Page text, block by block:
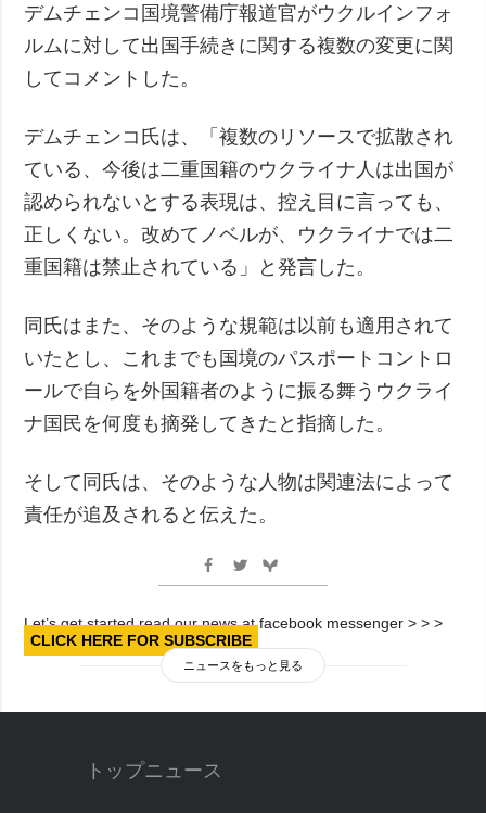
デムチェンコ国境警備庁報道官がウクルインフォ
ルムに対して出国手続きに関する複数の変更に関
してコメントした。
デムチェンコ氏は、「複数のリソースで拡散され
ている、今後は二重国籍のウクライナ人は出国が
認められないとする表現は、控え目に言っても、
正しくない。改めてノベルが、ウクライナでは二
重国籍は禁止されている」と発言した。
同氏はまた、そのような規範は以前も適用されて
いたとし、これまでも国境のパスポートコントロ
ールで自らを外国籍者のように振る舞うウクライ
ナ国民を何度も摘発してきたと指摘した。
そして同氏は、そのような人物は関連法によって
責任が追及されると伝えた。
Let’s get started read our news at facebook messenger > > >
CLICK HERE FOR SUBSCRIBE
ニュースをもっと見る
トップニュース